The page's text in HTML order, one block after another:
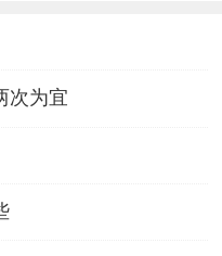
次为宜